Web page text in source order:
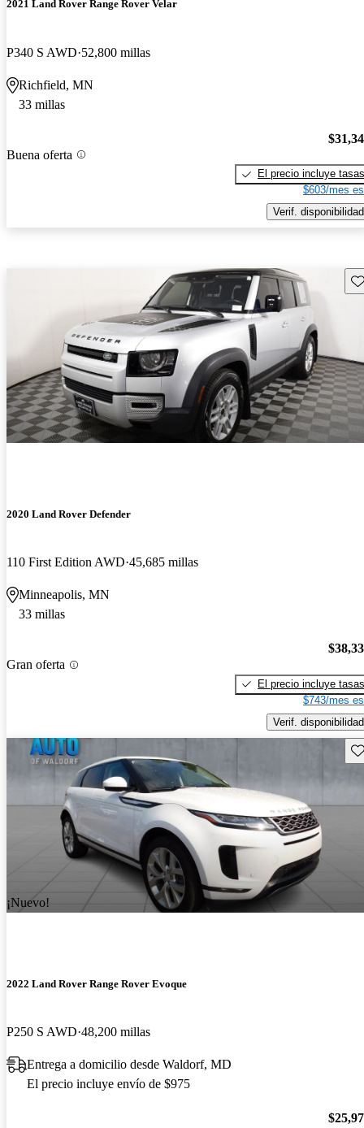
2021 Land Rover Range Rover Velar
P340 S AWD 52,800 millas
Richfield, MN
33 millas
Buena oferta
El precio incluye tasas
$603/mes
Verif. disponibilidad
2020 Land Rover Defender
110 First Edition AWD 45,685 millas
Minneapolis, MN
33 millas
Gran oferta
El precio incluye tasas
$743/mes
Verif. disponibilidad
¡Nuevo!
2022 Land Rover Range Rover Evoque
P250 S AWD 48,200 millas
Entrega a domicilio desde Waldorf, MD
El precio incluye envío de $975